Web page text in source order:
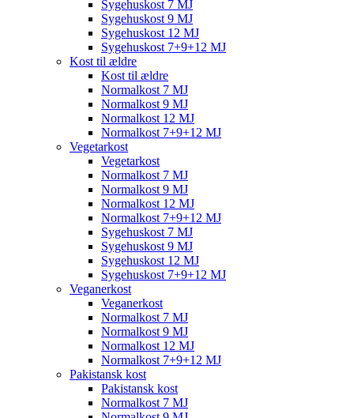
Sygehuskost 7 MJ
Sygehuskost 9 MJ
Sygehuskost 12 MJ
Sygehuskost 7+9+12 MJ
Kost til ældre
Kost til ældre
Normalkost 7 MJ
Normalkost 9 MJ
Normalkost 12 MJ
Normalkost 7+9+12 MJ
Vegetarkost
Vegetarkost
Normalkost 7 MJ
Normalkost 9 MJ
Normalkost 12 MJ
Normalkost 7+9+12 MJ
Sygehuskost 7 MJ
Sygehuskost 9 MJ
Sygehuskost 12 MJ
Sygehuskost 7+9+12 MJ
Veganerkost
Veganerkost
Normalkost 7 MJ
Normalkost 9 MJ
Normalkost 12 MJ
Normalkost 7+9+12 MJ
Pakistansk kost
Pakistansk kost
Normalkost 7 MJ